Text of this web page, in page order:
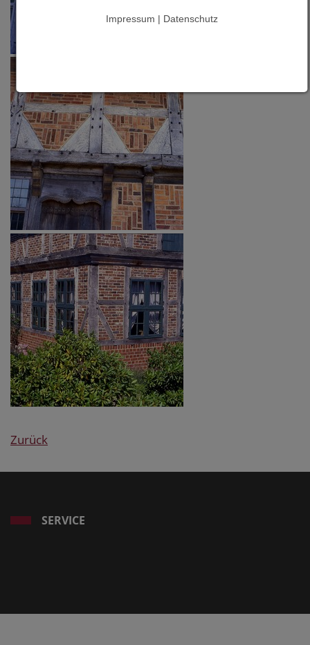
Zurück
SERVICE
Impressum | Datenschutz